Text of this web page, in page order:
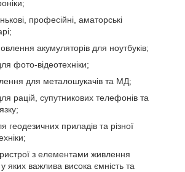
професійні, аматорські
акумуляторів для ноутбуків;
фото-відеотехніки;
для металошукачів та МД;
рацій, супутникових телефонів та
геодезичних приладів та різної
з елементами живлення
яких важлива висока ємність та